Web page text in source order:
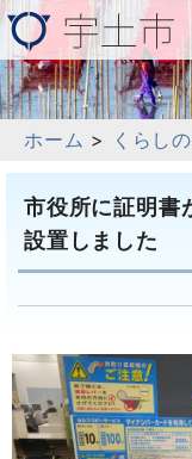
ホーム > くらし
市役所に証明書
設置しました